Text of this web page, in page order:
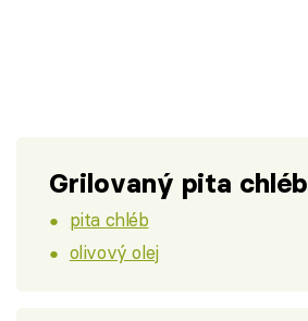
Grilovaný pita chléb
pita chléb
olivový olej